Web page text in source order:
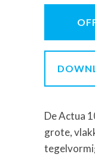
De Actua
grote,